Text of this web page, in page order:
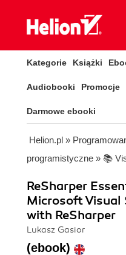
Kategorie Książki
Audiobooki Promocje
Darmowe ebooki
Helion.pl »
programistyczne » 📚
ReSharper
Microsoft
with ReSharper
Lukasz Gasior
(ebook)